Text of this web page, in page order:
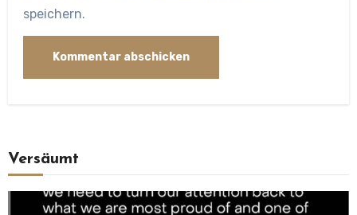
speichern.
Versäumt